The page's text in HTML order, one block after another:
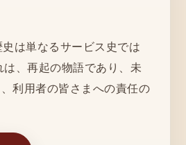
史は単なるサービス史では
は、再起の物語であり、未
利用者の皆さまへの責任の